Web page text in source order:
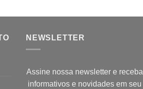
NEWSLETTER
Assine nossa newsletter e receba
informativos e novidades em seu